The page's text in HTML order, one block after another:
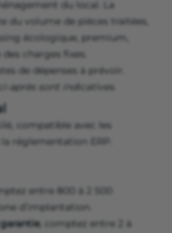
du local. La
du volume de pièces traitées,
écologique, premium,
charges fixes.
de dépenses à prévoir.
après sont indicatives.
compatible avec les
réglementation ERP.
entre 800 à 2 500
d’implantation.
, comptez entre 2 à